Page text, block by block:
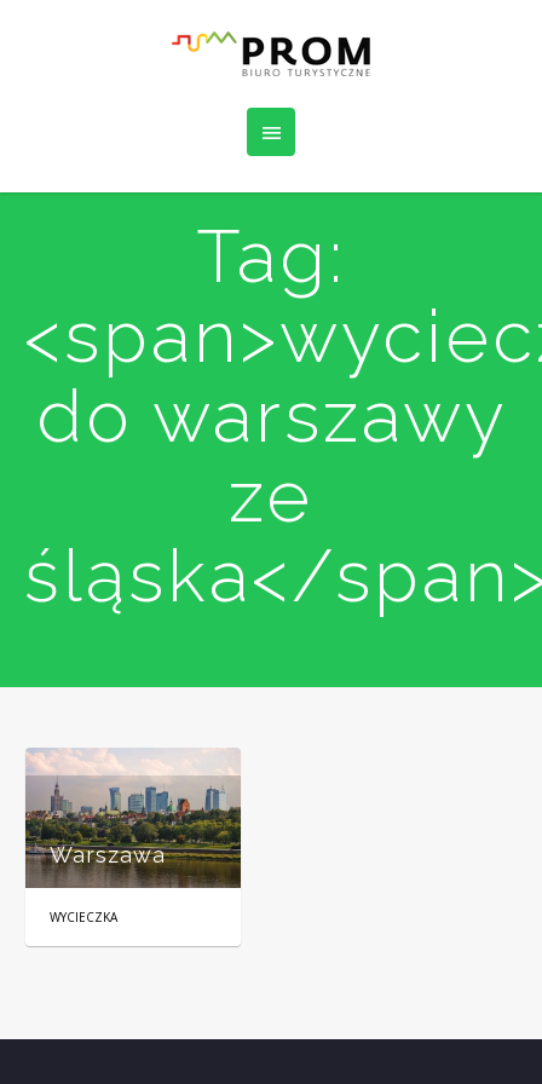
Tag:
do warszawy
ze
śląska</
Warszawa
WYCIECZKA